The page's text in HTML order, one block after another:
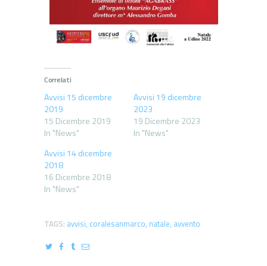
Correlati
Avvisi 15 dicembre
2019
15 Dicembre 2019
In "News"
Avvisi 19 dicembre
2023
19 Dicembre 2023
In "News"
Avvisi 14 dicembre
2018
16 Dicembre 2018
In "News"
TAGS: avvisi, coralesanmarco, natale, avvento